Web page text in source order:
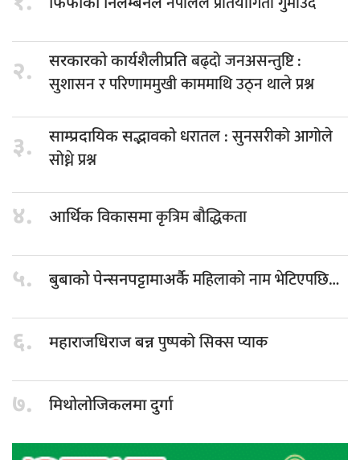
२. सरकारको कार्यशैलीप्रतिबढ्दो जनअसन्तुष्टि :
सुशासन र परिणाममुखी काममाथि उठ्न थाले प्रश्न
३. साम्प्रदायिक सद्भावकोधरातल : सुनसरीको आगोले
सोध्ने प्रश्न
४. आर्थिक विकासमाकृत्रिम बौद्धिकता
५. बुबाको पेन्सनपट्टामाअर्कैमहिलाको नाम भेटिएपछि…
६. महाराजधिराज बन्नपुष्पको सिक्स प्याक
७. मिथोलोजिकलमा दुर्गा